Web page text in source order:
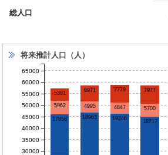
総人口
将来推計人口（人）
17858 18963 19246
18717
5962 4995 4847 5700
5381
6971 7779 7977
30000
35000
40000
45000
50000
55000
60000
65000